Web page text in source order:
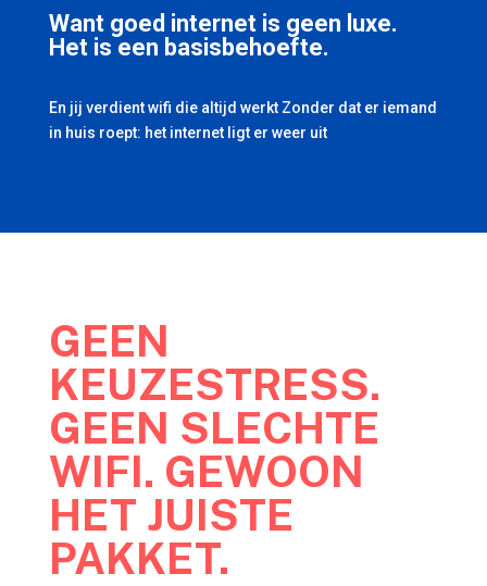
Want goed internet is geen luxe.
Het is een basisbehoefte.
En jij verdient wifi die altijd werkt Zonder dat er iemand
in huis roept: het internet ligt er weer uit
GEEN
KEUZESTRESS.
GEEN SLECHTE
WIFI. GEWOON
HET JUISTE
PAKKET.